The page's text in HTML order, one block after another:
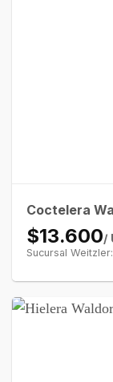
Coctelera
$13.600/
Sucursal